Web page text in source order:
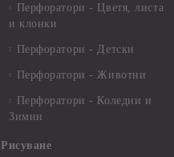
Перфоратори - Цветя, листа
и клонки
Перфоратори - Детски
Перфоратори - Животни
Перфоратори - Коледни и
Зимни
Рисуване